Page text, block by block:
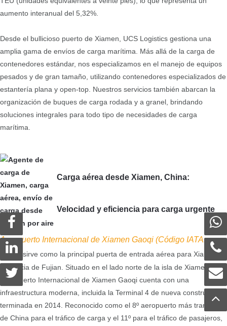
aumento interanual del 5,32%.
Desde el bullicioso puerto de Xiamen, UCS Logistics gestiona una
amplia gama de envíos de carga marítima. Más allá de la carga de
contenedores estándar, nos especializamos en el manejo de equipos
pesados y de gran tamaño, utilizando contenedores especializados de
estantería plana y open-top. Nuestros servicios también abarcan la
organización de buques de carga rodada y a granel, brindando
soluciones integrales para todo tipo de necesidades de carga
marítima.
Carga aérea desde Xiamen, China:
Velocidad y eficiencia para carga urgente
Aeropuerto Internacional de Xiamen Gaoqi (Código IATA:
XMN)
sirve como la principal puerta de entrada aérea para Xiamen,
Provincia de Fujian. Situado en el lado norte de la isla de Xiamen, el
Aeropuerto Internacional de Xiamen Gaoqi cuenta con una
infraestructura moderna, incluida la Terminal 4 de nueva construcción,
terminada en 2014. Reconocido como el 8º aeropuerto más transitado
de China para el tráfico de carga y el 11º para el tráfico de pasajeros,